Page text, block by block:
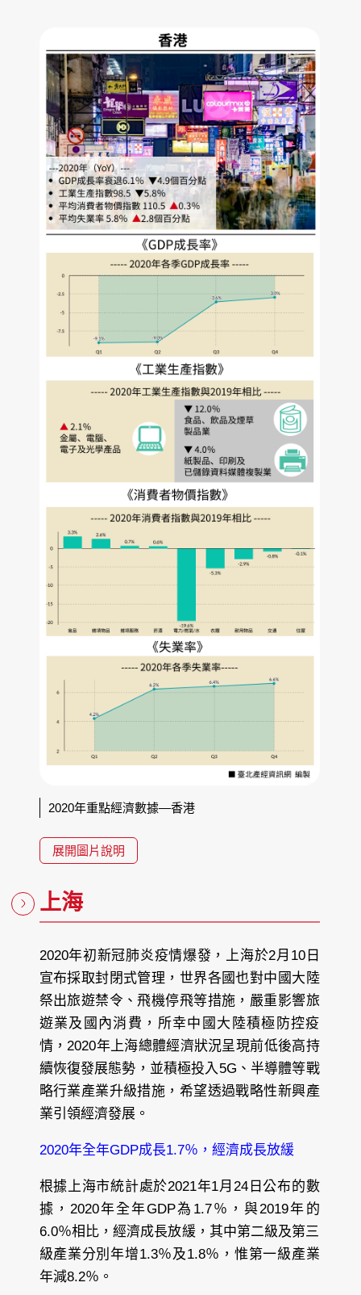
2020年重點經濟數據—香港
展開圖片說明
上海
2020年初新冠肺炎疫情爆發，上海於2月10日
宣布採取封閉式管理，世界各國也對中國大陸
祭出旅遊禁令、飛機停飛等措施，嚴重影響旅
遊業及國內消費，所幸中國大陸積極防控疫
情，2020年上海總體經濟狀況呈現前低後高持
續恢復發展態勢，並積極投入5G、半導體等戰
略行業產業升級措施，希望透過戰略性新興產
業引領經濟發展。
2020年全年GDP成長1.7％，經濟成長放緩
根據上海市統計處於2021年1月24日公布的數
據，2020年全年GDP為1.7％，與2019年的
6.0％相比，經濟成長放緩，其中第二級及第三
級產業分別年增1.3％及1.8％，惟第一級產業
年減8.2％。